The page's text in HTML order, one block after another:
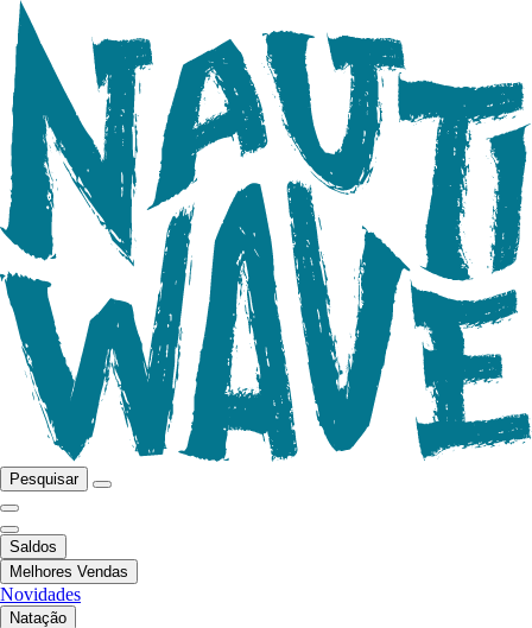
Pesquisar
Saldos
Melhores Vendas
Novidades
Natação